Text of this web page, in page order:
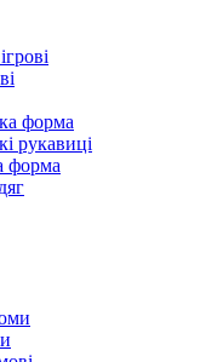
форма
рукавиці
форма